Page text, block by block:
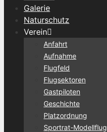
Galerie
Naturschutz
Verein
Anfahrt
Aufnahme
Flugfeld
Flugsektoren
Gastpiloten
Geschichte
Platzordnung
Sportrat-Modellflug